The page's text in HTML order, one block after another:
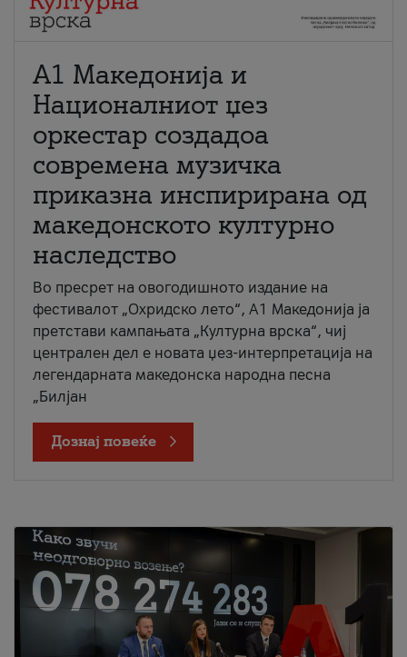
А1 Македонија и
Националниот џез
оркестар создадоа
современа музичка
приказна инспирирана од
македонското културно
наследство
Во пресрет на овогодишното издание на
фестивалот „Охридско лето“, А1 Македонија ја
претстави кампањата „Културна врска“, чиј
централен дел е новата џез-интерпретација на
легендарната македонска народна песна
„Билјан
Дознај повеќе